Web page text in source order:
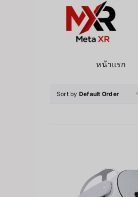
หน้าแรก
Sort by Default Order